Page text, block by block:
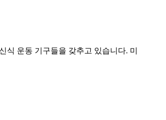
운동 기구들을 갖추고 있습니다. 미